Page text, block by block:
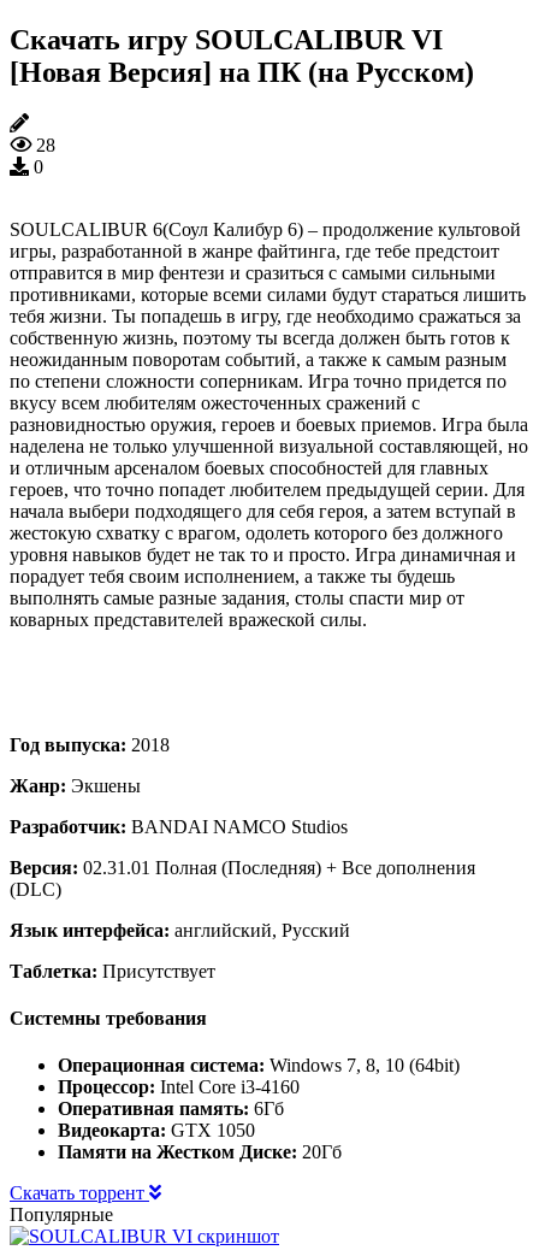
Скачать игру SOULCALIBUR VI
[Новая Версия] на ПК (на Русском)
28
0
SOULCALIBUR 6(Соул Калибур 6) – продолжение культовой
игры, разработанной в жанре файтинга, где тебе предстоит
отправится в мир фентези и сразиться с самыми сильными
противниками, которые всеми силами будут стараться лишить
тебя жизни. Ты попадешь в игру, где необходимо сражаться за
собственную жизнь, поэтому ты всегда должен быть готов к
неожиданным поворотам событий, а также к самым разным
по степени сложности соперникам. Игра точно придется по
вкусу всем любителям ожесточенных сражений с
разновидностью оружия, героев и боевых приемов. Игра была
наделена не только улучшенной визуальной составляющей, но
и отличным арсеналом боевых способностей для главных
героев, что точно попадет любителем предыдущей серии. Для
начала выбери подходящего для себя героя, а затем вступай в
жестокую схватку с врагом, одолеть которого без должного
уровня навыков будет не так то и просто. Игра динамичная и
порадует тебя своим исполнением, а также ты будешь
выполнять самые разные задания, столы спасти мир от
коварных представителей вражеской силы.
Год выпуска: 2018
Жанр: Экшены
Разработчик: BANDAI NAMCO Studios
Версия: 02.31.01 Полная (Последняя) + Все дополнения
(DLC)
Язык интерфейса: английский, Русский
Таблетка: Присутствует
Системны требования
Операционная система: Windows 7, 8, 10 (64bit)
Процессор: Intel Core i3-4160
Оперативная память: 6Гб
Видеокарта: GTX 1050
Памяти на Жестком Диске: 20Гб
Скачать торрент
Популярные